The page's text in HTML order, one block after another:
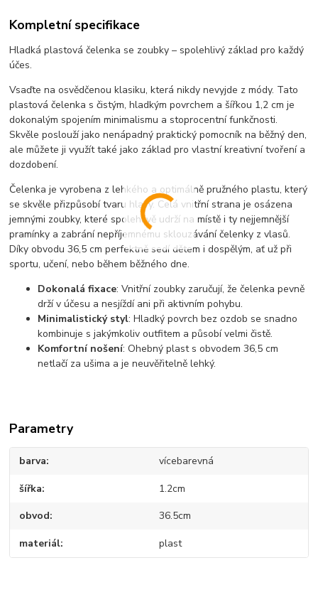
Kompletní specifikace
Hladká plastová čelenka se zoubky – spolehlivý základ pro každý
účes.
Vsaďte na osvědčenou klasiku, která nikdy nevyjde z módy. Tato
plastová čelenka s čistým, hladkým povrchem a šířkou 1,2 cm je
dokonalým spojením minimalismu a stoprocentní funkčnosti.
Skvěle poslouží jako nenápadný praktický pomocník na běžný den,
ale můžete ji využít také jako základ pro vlastní kreativní tvoření a
dozdobení.
Čelenka je vyrobena z lehkého a optimálně pružného plastu, který
se skvěle přizpůsobí tvaru hlavy. Celá vnitřní strana je osázena
jemnými zoubky, které spolehlivě udrží na místě i ty nejjemnější
pramínky a zabrání nepříjemnému sklouzávání čelenky z vlasů.
Díky obvodu 36,5 cm perfektně sedí dětem i dospělým, ať už při
sportu, učení, nebo během běžného dne.
Dokonalá fixace: Vnitřní zoubky zaručují, že čelenka pevně
drží v účesu a nesjíždí ani při aktivním pohybu.
Minimalistický styl: Hladký povrch bez ozdob se snadno
kombinuje s jakýmkoliv outfitem a působí velmi čistě.
Komfortní nošení: Ohebný plast s obvodem 36,5 cm
netlačí za ušima a je neuvěřitelně lehký.
Parametry
barva vícebarevná
šířka 1.2cm
obvod 36.5cm
materiál plast